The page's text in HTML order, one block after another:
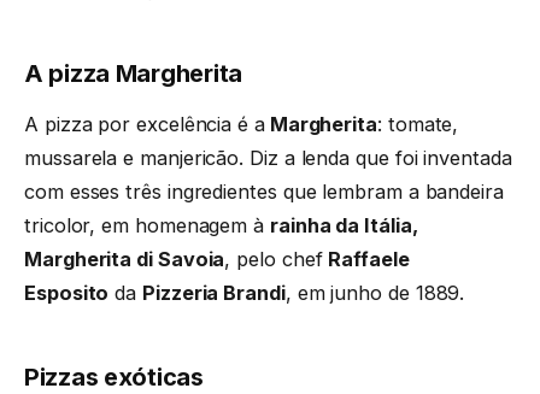
A pizza Margherita
A pizza por excelência é aMargherita: tomate,
mussarela e manjericão. Diz a lenda que foi inventada
com esses três ingredientes que lembram a bandeira
tricolor, em homenagem à rainha da Itália,
Margherita di Savoia, pelo chef Raffaele
Esposito da Pizzeria Brandi, em junho de 1889.
Pizzas exóticas